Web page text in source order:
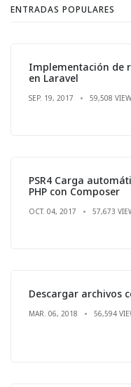
ENTRADAS POPULARES
Implementación de
en Laravel
SEP. 19, 2017 59,508
PSR4 Carga
PHP con Composer
OCT. 04, 2017 57,673
Descargar archivos
MAR. 06, 2018 56,594